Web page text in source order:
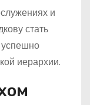
и
стать
иерархии.